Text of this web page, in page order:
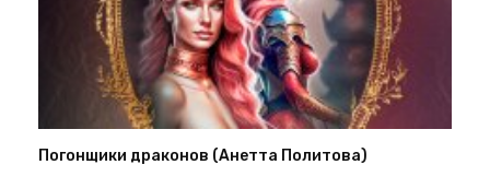
Погонщики драконов (Анетта Политова)